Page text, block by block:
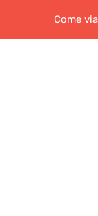
Come